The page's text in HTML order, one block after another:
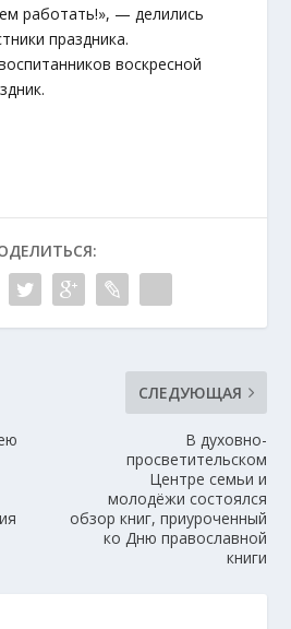
работать!», — делились
праздника.
воскресной
СЛЕДУЮЩАЯ
В духовно-
просветительском
Центре семьи и
молодёжи состоялся
обзор книг, приуроченный
ко Дню православной
книги